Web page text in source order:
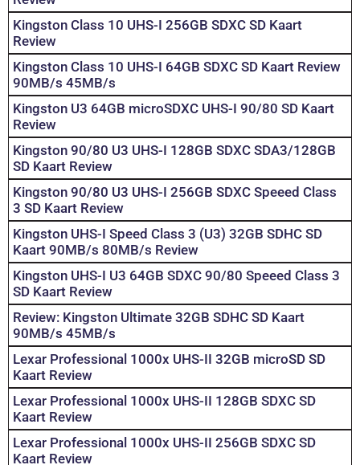
Kingston Class 10 UHS-I 256GB SDXC SD Kaart
Review
Kingston Class 10 UHS-I 64GB SDXC SD Kaart Review
90MB/s 45MB/s
Kingston U3 64GB microSDXC UHS-I 90/80 SD Kaart
Review
Kingston 90/80 U3 UHS-I 128GB SDXC SDA3/128GB
SD Kaart Review
Kingston 90/80 U3 UHS-I 256GB SDXC Speeed Class
3 SD Kaart Review
Kingston UHS-I Speed Class 3 (U3) 32GB SDHC SD
Kaart 90MB/s 80MB/s Review
Kingston UHS-I U3 64GB SDXC 90/80 Speeed Class 3
SD Kaart Review
Review: Kingston Ultimate 32GB SDHC SD Kaart
90MB/s 45MB/s
Lexar Professional 1000x UHS-II 32GB microSD SD
Kaart Review
Lexar Professional 1000x UHS-II 128GB SDXC SD
Kaart Review
Lexar Professional 1000x UHS-II 256GB SDXC SD
Kaart Review